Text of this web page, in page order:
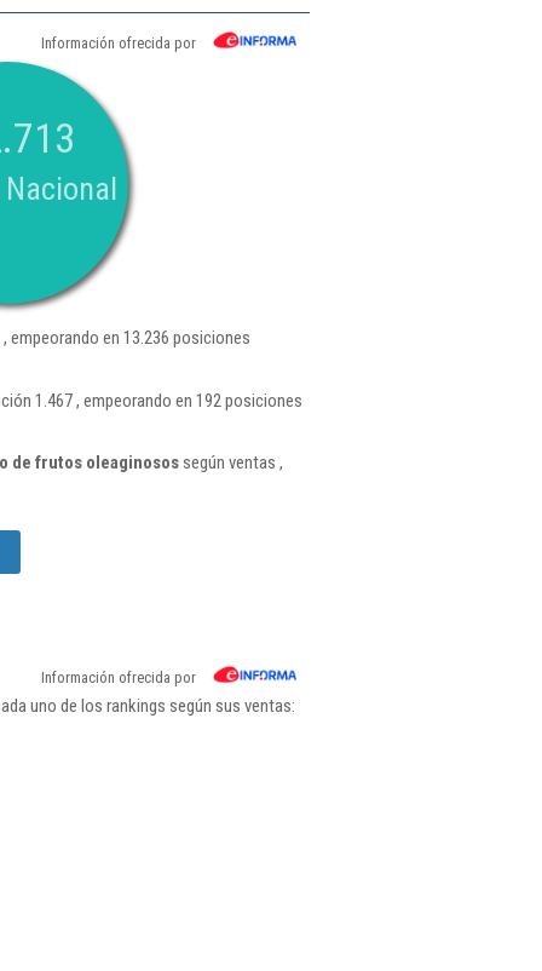
Información ofrecida por
empeorando en 13.236 posiciones
1.467 , empeorando en 192 posiciones
de frutos oleaginosossegún ventas ,
Información ofrecida por
uno de los rankings según sus ventas: